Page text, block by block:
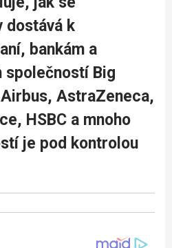
dostává k
bankám a
Big
AstraZeneca,
HSBC a mnoho
je pod kontrolou